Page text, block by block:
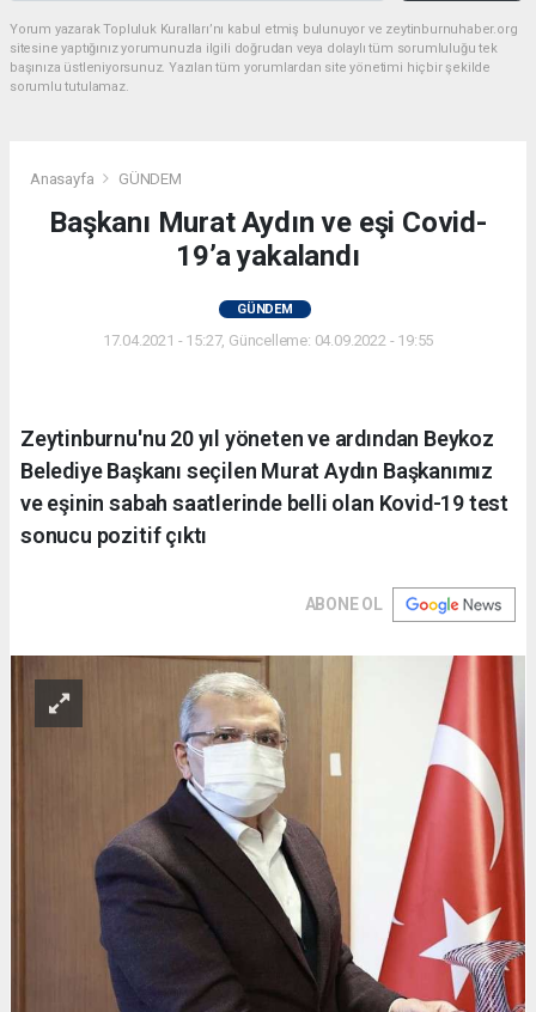
Yorum yazarak Topluluk Kuralları’nı kabul etmiş bulunuyor ve zeytinburnuhaber.org
sitesine yaptığınız yorumunuzla ilgili doğrudan veya dolaylı tüm sorumluluğu tek
başınıza üstleniyorsunuz. Yazılan tüm yorumlardan site yönetimi hiçbir şekilde
sorumlu tutulamaz.
Anasayfa GÜNDEM
Başkanı Murat Aydın ve eşi Covid-
19’a yakalandı
GÜNDEM
17.04.2021 - 15:27, Güncelleme: 04.09.2022 - 19:55
Zeytinburnu'nu 20 yıl yöneten ve ardından Beykoz
Belediye Başkanı seçilen Murat Aydın Başkanımız
ve eşinin sabah saatlerinde belli olan Kovid-19 test
sonucu pozitif çıktı
ABONE OL